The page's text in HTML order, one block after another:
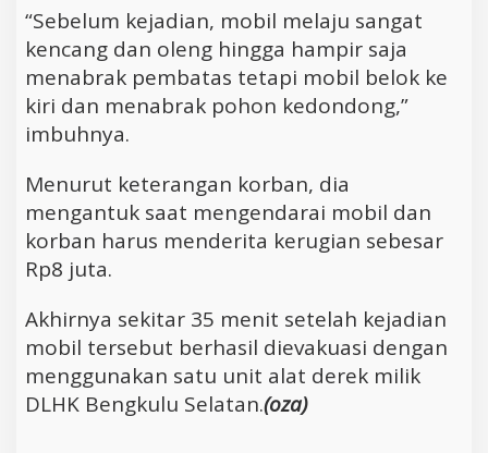
“Sebelum kejadian, mobil melaju sangat
kencang dan oleng hingga hampir saja
menabrak pembatas tetapi mobil belok ke
kiri dan menabrak pohon kedondong,”
imbuhnya.
Menurut keterangan korban, dia
mengantuk saat mengendarai mobil dan
korban harus menderita kerugian sebesar
Rp8 juta.
Akhirnya sekitar 35 menit setelah kejadian
mobil tersebut berhasil dievakuasi dengan
menggunakan satu unit alat derek milik
DLHK Bengkulu Selatan.(oza)